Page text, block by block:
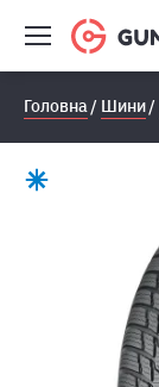
Головна Шини